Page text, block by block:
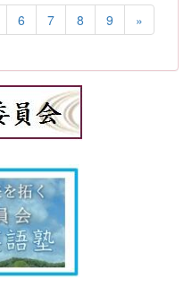
6 7 8 9 »